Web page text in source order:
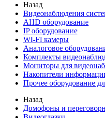
Назад
Видеонаблюдения
AHD оборудование
IP оборудование
WI-FI камеры
Аналоговое
Комплекты
Мониторы для
Накопители
Прочее оборудование
Назад
Домофоны и